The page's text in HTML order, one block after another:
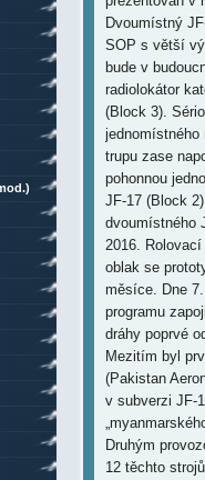
Dvoumístný
SOP s větší
bude v
radiolokátor
(Block 3).
jednomístného
trupu zase
pohonnou
JF-17 (Block
dvoumístného
2016.
oblak se
měsíce. Dne
programu
dráhy poprvé
Mezitím byl
(Pakistan
v subverzi JF-
Druhým
12 těchto